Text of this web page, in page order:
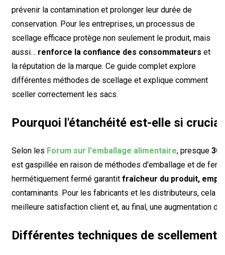
prévenir la contamination et prolonger leur durée de
conservation. Pour les entreprises, un processus de
scellage efficace protège non seulement le produit, mais
aussi… renforce la confiance des consommateurs et
la réputation de la marque. Ce guide complet explore
différentes méthodes de scellage et explique comment
sceller correctement les sacs.
Pourquoi l'étanchéité est-elle si
Selon les Forum sur l'emballage alimentaire, presque
est gaspillée en raison de méthodes d'emballage et de
hermétiquement fermé garantit fraîcheur du produit,
contaminants. Pour les fabricants et les distributeurs, cela
meilleure satisfaction client et, au final, une augmentation
Différentes techniques de scellement